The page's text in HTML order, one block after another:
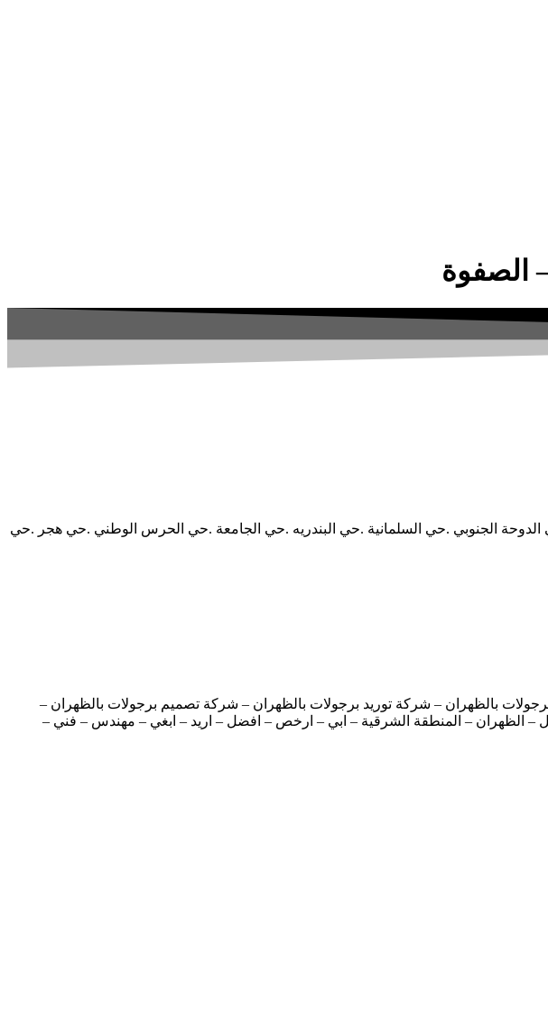
الدوحة الجنوبي .حي السلمانية .حي البندريه .حي الجامعة .حي الحرس الوطني .حي هجر .حي
بالظهران – شركة توريد برجولات بالظهران – شركة تصميم برجولات بالظهران –
الظهران – المنطقة الشرقية – ابي – ارخص – افضل – اريد – ابغي – مهندس – فني –